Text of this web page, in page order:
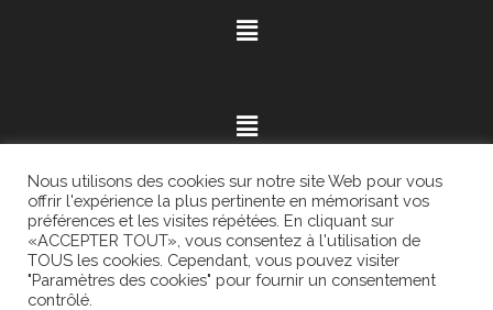
Mention légales - ©2021.Alvaria. All Rights Reserved.
Nous utilisons des cookies sur notre site Web pour vous
offrir l'expérience la plus pertinente en mémorisant vos
préférences et les visites répétées. En cliquant sur
«ACCEPTER TOUT», vous consentez à l'utilisation de
TOUS les cookies. Cependant, vous pouvez visiter
"Paramètres des cookies" pour fournir un consentement
contrôlé.